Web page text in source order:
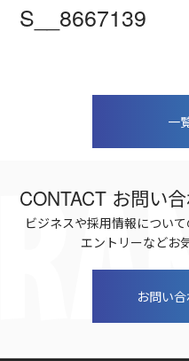
S__8667139
一
CONTACT お問い
ビジネスや採用情報につい
エントリーなどお
お問い